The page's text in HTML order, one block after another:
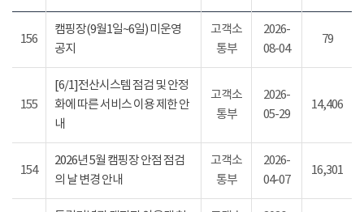
156
캠핑장(9월1일~6일) 미운영
공지
고객소
통부
2026-
08-04
79
155
[6/1]전산시스템 점검 및 안정
화에 따른 서비스 이용 제한 안
내
고객소
통부
2026-
05-29
14,406
154
2026년 5월 캠핑장 안점 점검
의 날 변경 안내
고객소
통부
2026-
04-07
16,301